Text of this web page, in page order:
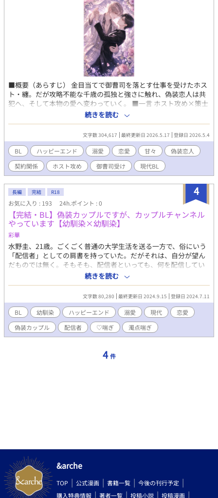
■概要（あらすじ） 金目当てで御曹司を落とす仕事を受けたホス
ト・纏。だが攻略不能な千歳の孤独と強さに触れ、偽装恋人は共
犯へ、そして本物の愛へ変わっていく。 ■一言 ホスト攻め×策士
御曹司受け。偽装恋人、共犯関係、スキャンダル、復讐、そして
夫夫へ。 長編。 ■登場人物リスト 架橋 纏（かけはし・まとい）
Club Perigee所属のホスト。本作の攻め。 玻璃宮 千歳（はりみ
や・ちとせ）玻璃宮グループの御曹司。本作の受け。 笹目 冴（さ
さめ・さえ）纏の幼馴染で姉御肌の相談役。 仁科 螢（にしな・け
い）Club Perigeeのホスト仲間。 鏡味 静臣（かがみ・しずおみ）
千歳に仕える忠実な執事。 凍蝶院 瑠璃香（とうちょういん・るり
か）千歳の継母。 狗飼 錆人（いぬかい・さびと）瑠璃香の愛人
で、裏工作を担う男。 玻璃宮 水緒（はりみや・みお）千歳の亡き
母。 玻璃宮 斎門（はりみや・さいもん）千歳の叔父。 ■各話概
要 第1幕 攻略不能な御曹司を落とすはずだった 第1話～第9話
第2幕 偽装恋人は、共犯になる 第10話～第15話
第3幕 恥にされた愛を、祝福に変える 第16話～第25話
■キーワード ホスト攻め／策士御曹司受け／偽装恋人／共犯関係
／攻略ログ／執着未満の純愛／恥にしない愛／夫夫エンド。 ◾️AI
活用 ・表紙（AIイラスト） ・会話テンポ＆文章校正 ・タイトル/
タグ案 ・恋愛相談（汗） ◾️その他 ・全年齢対象、完全健全
続きを読む
文字数 304,617 最終更新日 2026.5.17 登録日 2026.5.4
BL ハッピーエンド 溺愛 恋愛 甘々
偽装恋人
契約関係
ホスト攻め 御曹司受け 現代BL
4
長編 完結 R18
お気に入り : 193 24h.ポイント : 0
【完結・BL】偽装カップルですが、カップルチャンネル
やっています【幼馴染×幼馴染】
彩華
水野圭、21歳。ごくごく普通の大学生活を送る一方で、俗にいう
「配信者」としての肩書を持っていた。だがそれは、自分が望ん
だものでは無く。そもそも、配信者といっても、何を配信してい
るのか？ 圭の投稿は、いわゆる「カップルチャンネル」と言わ
れる恋人で運営しているもので。 「どう？ 俺の自慢の彼氏なん
だ♡」 なんてことを言っているのは、圭自身。勿論、圭自身も男
性だ。それで彼氏がいて、圭は彼女側。だが、それも配信の時だ
け。圭たちが配信する番組は、表だっての恋人同士に過ぎず。偽
装結婚ならぬ、偽装恋人関係だった。 始まりはいつも突然。久し
ぶりに再会した幼馴染が、ふとした拍子に言ったのだ。 「なぁ、
圭。俺とさ、ネットで番組配信しない？」 「は？」 「あ、ジャン
く」 「は？？」 どういうことだ？ と理解が追い付かないまま、
続きを読む
文字数 80,280 最終更新日 2024.9.15 登録日 2024.7.11
BL 幼馴染 ハッピーエンド 溺愛 現代
恋愛
偽装カップル
配信者 ♡喘ぎ 濁点喘ぎ
4 件
&arche
TOP 公式漫画 書籍一覧
今後の刊行予定
購入特典情報
著者一覧 投稿小説 投稿漫画